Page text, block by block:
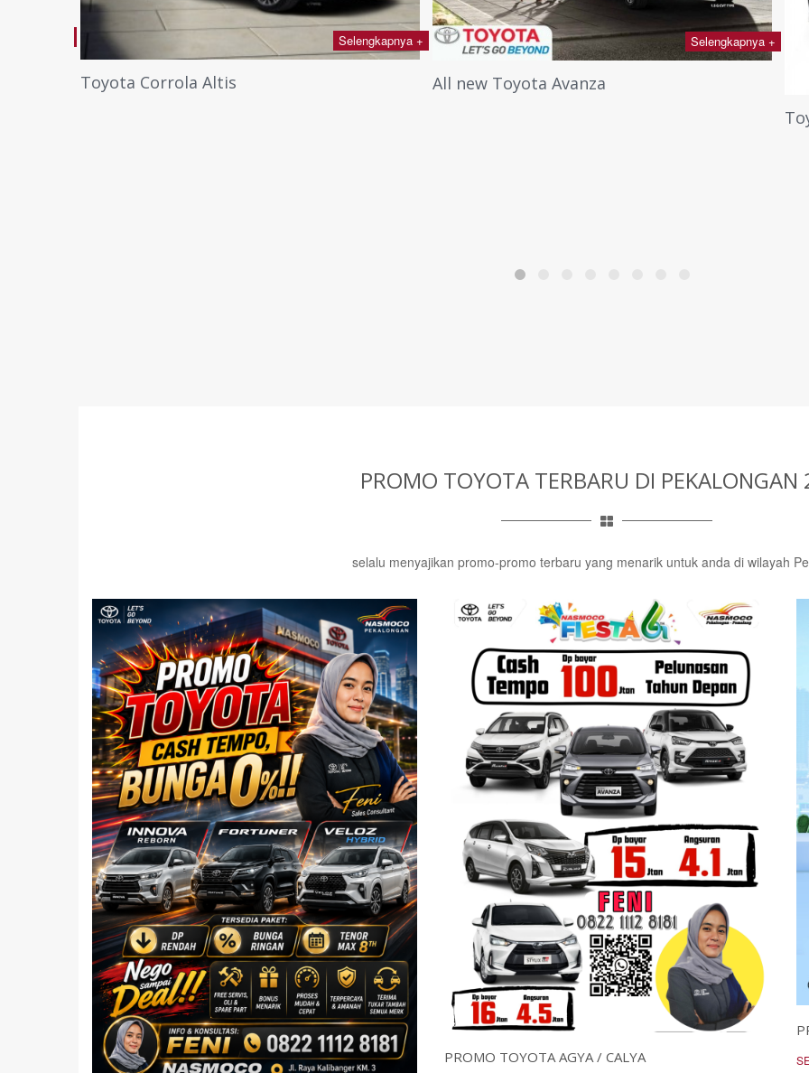
Selengkapnya +
All new Toyota Avanza
PROMO TOYOTA TERBARU DI PEKALONGAN
selalu menyajikan promo-promo terbaru yang menarik untuk anda di wilayah
PROMO TOYOTA AGYA / CALYA